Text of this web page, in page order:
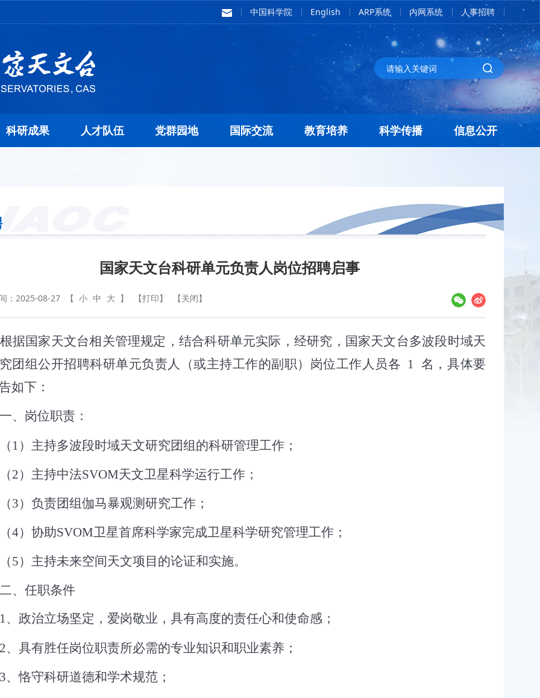
中国科学院 English ARP系统 内网系统 人事招聘
科研成果 人才队伍 党群园地 国际交流 教育培养 科学传播 信息公开
国家天文台科研单元负责人岗位招聘启事
：2025-08-27 【 小 中 大 】 【打印】 【关闭】
家天文台相关管理规定，结合科研单元实际，经研究，国家天文台多波段时域天
团组公开招聘科研单元负责人（或主持工作的副职）岗位工作人员各 1 名，具体要
如下：
、 岗位职责：
1） 主持多波段时域天文研究团组的科研管理工作；
2） 主持中法SVOM天文卫星科学运行工作；
3） 负责团组伽马暴观测研究工作；
4） 协助SVOM卫星首席科学家完成卫星科学研究管理工作；
5） 主持未来空间天文项目的论证和实施。
、 任职条件
、 政治立场坚定，爱岗敬业，具有高度的责任心和使命感；
、 具有胜任岗位职责所必需的专业知识和职业素养；
、恪守科研道德和学术规范；